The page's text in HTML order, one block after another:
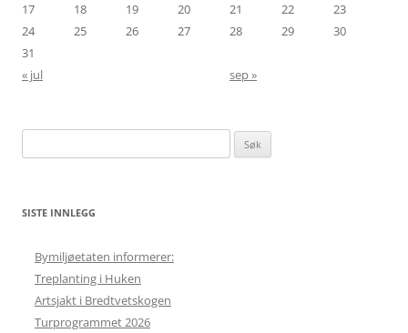
17
18 19 20 21 22
23
24
25 26 27 28 29
30
31
« jul
sep »
etter:
SISTE INNLEGG
Bymiljøetaten informerer:
Treplanting i Huken
Artsjakt i Bredtvetskogen
Turprogrammet 2026